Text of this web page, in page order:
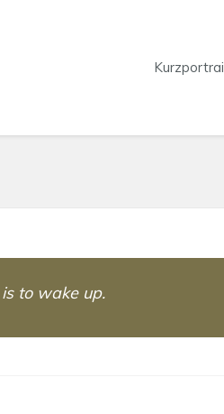
to wake up.